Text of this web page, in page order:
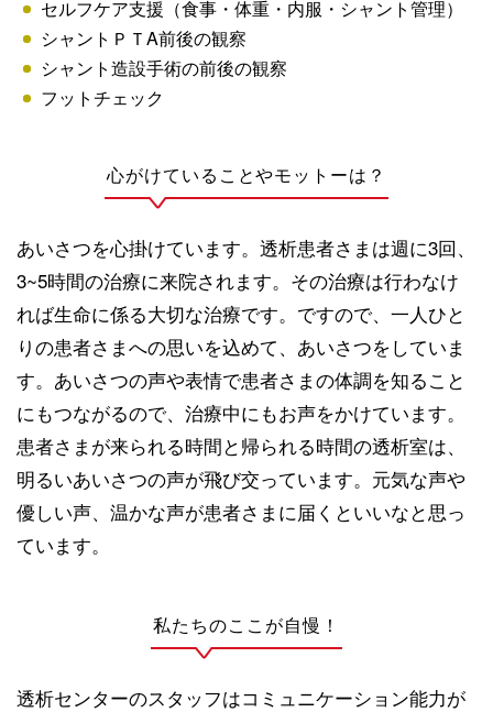
セルフケア支援（食事・体重・内服・シャント管理）
シャントＰＴA前後の観察
シャント造設手術の前後の観察
フットチェック
心がけていることやモットーは？
あいさつを心掛けています。透析患者さまは週に3回、
3~5時間の治療に来院されます。その治療は行わなけ
れば生命に係る大切な治療です。ですので、一人ひと
りの患者さまへの思いを込めて、あいさつをしていま
す。あいさつの声や表情で患者さまの体調を知ること
にもつながるので、治療中にもお声をかけています。
患者さまが来られる時間と帰られる時間の透析室は、
明るいあいさつの声が飛び交っています。元気な声や
優しい声、温かな声が患者さまに届くといいなと思っ
ています。
私たちのここが自慢！
透析センターのスタッフはコミュニケーション能力が